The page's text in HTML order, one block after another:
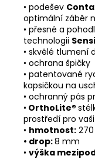
• podešev
optimální záběr
• přesné a
technologii
• skvělé tlumení
• ochrana špičky
• patentované
kapsičkou na
• ochranný pás
• OrthoLite®
prostředí pro
• hmotnost:
• drop:8 mm
• výška